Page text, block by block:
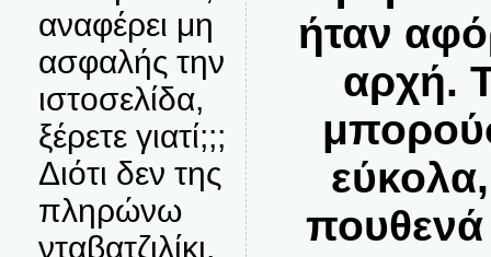
αναφέρει μη
ασφαλής την
ιστοσελίδα,
ξέρετε γιατί;;;
Διότι δεν της
πληρώνω
νταβατζιλίκι,
ήταν
αρχή.
πουθενά